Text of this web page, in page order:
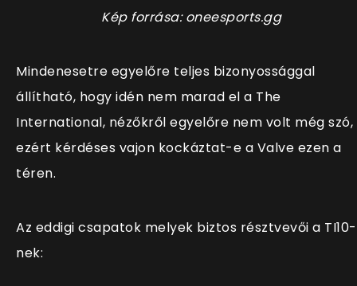
Kép forrása: oneesports.gg
Mindenesetre egyelőre teljes bizonyossággal
állítható, hogy idén nem marad el a The
International, nézőkről egyelőre nem volt még szó,
ezért kérdéses vajon kockáztat-e a Valve ezen a
téren.
Az eddigi csapatok melyek biztos résztvevői a TI10-
nek: